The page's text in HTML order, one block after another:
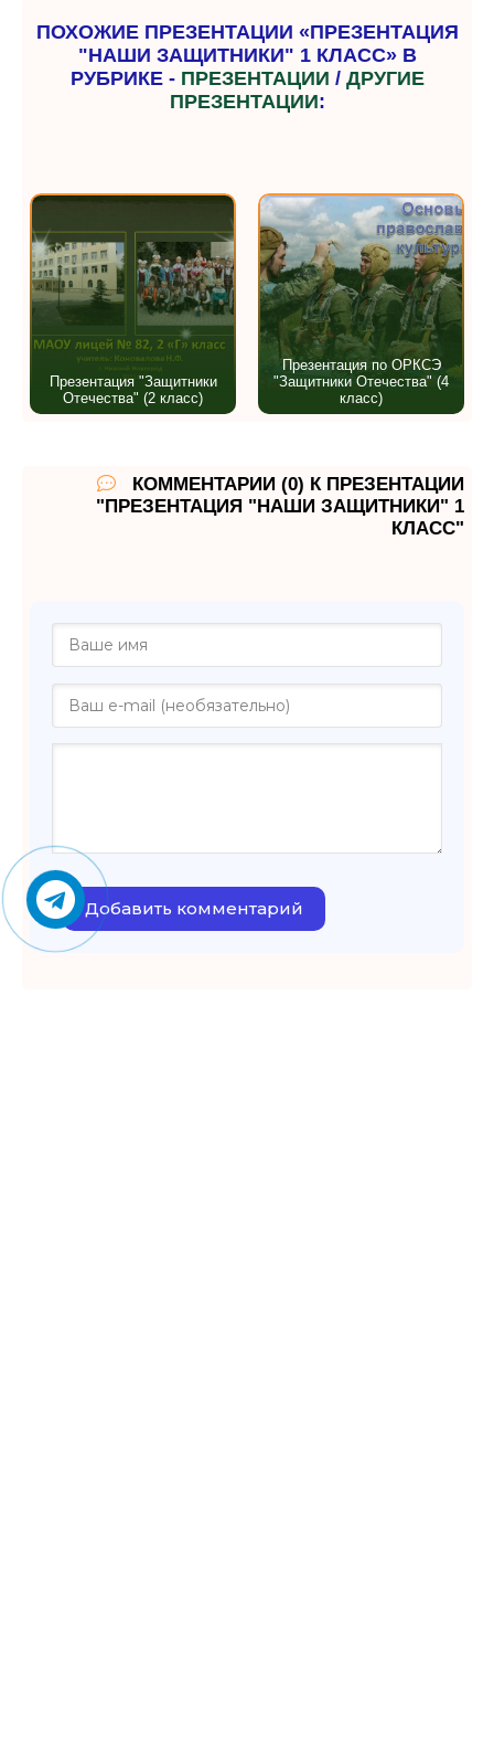
ПОХОЖИЕ ПРЕЗЕНТАЦИИ «ПРЕЗЕНТАЦИЯ
"НАШИ ЗАЩИТНИКИ" 1 КЛАСС» В
РУБРИКЕ - ПРЕЗЕНТАЦИИ / ДРУГИЕ
ПРЕЗЕНТАЦИИ:
Презентация "Защитники
Отечества" (2 класс)
Презентация по ОРКСЭ
"Защитники Отечества" (4
класс)
КОММЕНТАРИИ (0) К ПРЕЗЕНТАЦИИ
"ПРЕЗЕНТАЦИЯ "НАШИ ЗАЩИТНИКИ" 1
КЛАСС"
Добавить комментарий